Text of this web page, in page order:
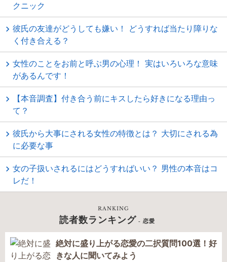
クニック
彼氏の友達がどうしても嫌い！ どうすれば当たり障りな
く付き合える？
女性のことをお前と呼ぶ男の心理！ 実はいろいろな意味
があるんです！
【本音調査】付き合う前にキスしたら好きになる理由っ
て？
彼氏から大事にされる女性の特徴とは？ 大切にされる為
に必要な事
女の子扱いされるにはどうすればいい？ 男性の本音はコ
レだ！
RANKING
読者数ランキング - 恋愛
絶対に盛り上がる恋愛の二択質問100選！好
きな人に聞いてみよう